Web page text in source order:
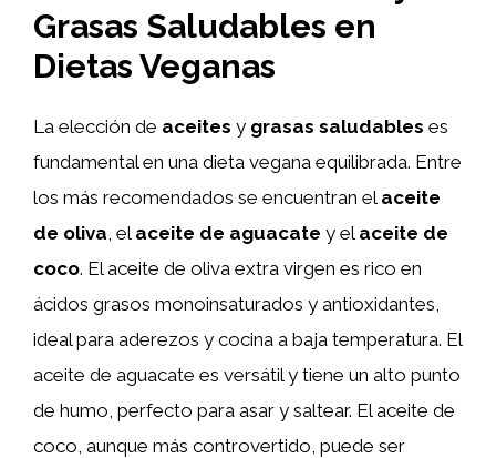
Grasas Saludables en
Dietas Veganas
La elección de aceites y grasas saludables es
fundamental en una dieta vegana equilibrada. Entre
los más recomendados se encuentran el aceite
de oliva, el aceite de aguacate y el aceite de
coco. El aceite de oliva extra virgen es rico en
ácidos grasos monoinsaturados y antioxidantes,
ideal para aderezos y cocina a baja temperatura. El
aceite de aguacate es versátil y tiene un alto punto
de humo, perfecto para asar y saltear. El aceite de
coco, aunque más controvertido, puede ser